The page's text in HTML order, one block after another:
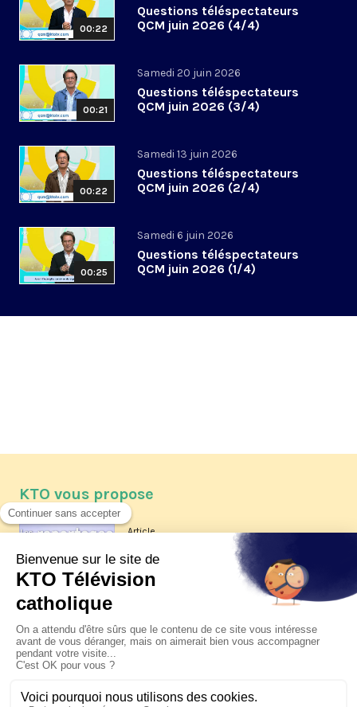
00:22
Questions téléspectateurs
QCM juin 2026 (4/4)
00:21
Samedi 20 juin 2026
Questions téléspectateurs
QCM juin 2026 (3/4)
00:22
Samedi 13 juin 2026
Questions téléspectateurs
QCM juin 2026 (2/4)
00:25
Samedi 6 juin 2026
Questions téléspectateurs
QCM juin 2026 (1/4)
KTO vous propose
Article
Les reportages d'été 2026 de KTO
La visite pastorale du pape Léon
XIV à Assise à suivre sur KTO le
jeudi 6 août
Le pape en Uruguay, Argentine et